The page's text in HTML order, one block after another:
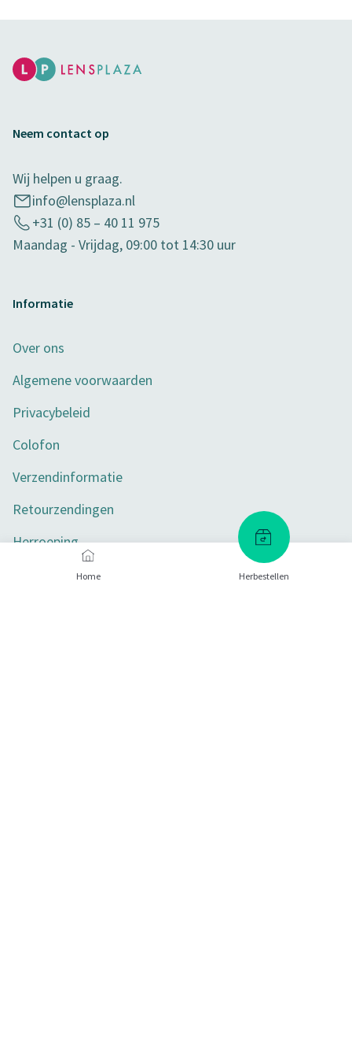
Home Herbestellen
Neem contact op
Wij helpen u graag.
info@lensplaza.nl
+31 (0) 85 – 40 11 975
Maandag - Vrijdag, 09:00 tot 14:30 uur
Informatie
Over ons
Algemene voorwaarden
Privacybeleid
Colofon
Verzendinformatie
Retourzendingen
Herroeping
Toegankelijkheid